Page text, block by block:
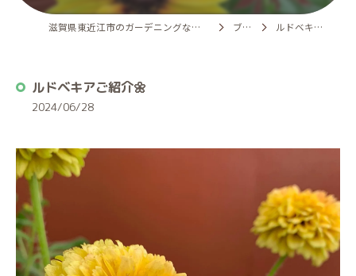
滋賀県東近江市のガーデニングなら有限会社カワシマ園芸 ブログ ルドベキアご紹介🌼
ルドベキアご紹介🌼
2024/06/28